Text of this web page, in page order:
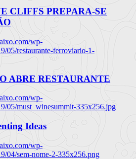
CLIFFS PREPARA-SE
wp-
05/restaurante-ferroviario-1-
ABRE RESTAURANTE
wp-
05/must_winesummit-335x256.jpg
Ideas
wp-
04/sem-nome-2-335x256.png